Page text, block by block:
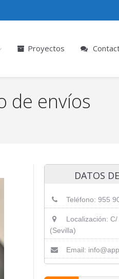
Proyectos
de envíos
DATOS
Teléfono: 955
Localización:
(Sevilla)
Email: